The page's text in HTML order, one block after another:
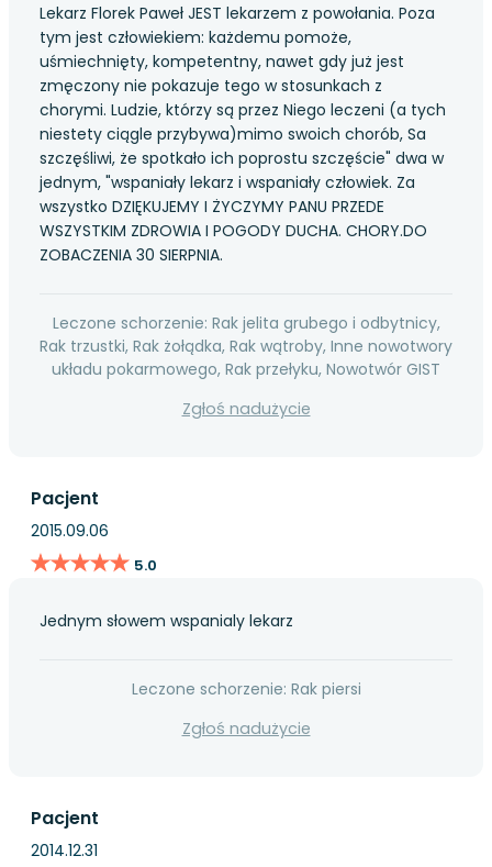
Lekarz Florek Paweł JEST lekarzem z powołania. Poza
tym jest człowiekiem: każdemu pomoże,
uśmiechnięty, kompetentny, nawet gdy już jest
zmęczony nie pokazuje tego w stosunkach z
chorymi. Ludzie, którzy są przez Niego leczeni (a tych
niestety ciągle przybywa)mimo swoich chorób, Sa
szczęśliwi, że spotkało ich poprostu szczęście" dwa w
jednym, "wspaniały lekarz i wspaniały człowiek. Za
wszystko DZIĘKUJEMY I ŻYCZYMY PANU PRZEDE
WSZYSTKIM ZDROWIA I POGODY DUCHA. CHORY.DO
ZOBACZENIA 30 SIERPNIA.
Leczone schorzenie: Rak jelita grubego i odbytnicy,
Rak trzustki, Rak żołądka, Rak wątroby, Inne nowotwory
układu pokarmowego, Rak przełyku, Nowotwór GIST
Zgłoś nadużycie
Pacjent
2015.09.06
★★★★★
★★★★★ 5.0
Jednym słowem wspanialy lekarz
Leczone schorzenie: Rak piersi
Zgłoś nadużycie
Pacjent
2014.12.31